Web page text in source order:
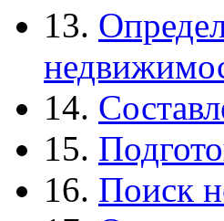
13.
14.
15.
16. Поиск